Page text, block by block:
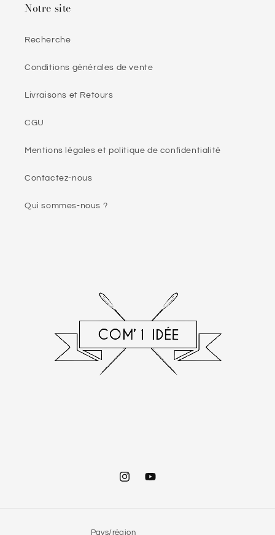
Notre site
Recherche
Conditions générales de vente
Livraisons et Retours
CGU
Mentions légales et politique de confidentialité
Contactez-nous
Qui sommes-nous ?
InstagramYouTube
Pays/région